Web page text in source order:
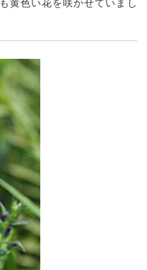
黄色い花を咲かせていまし